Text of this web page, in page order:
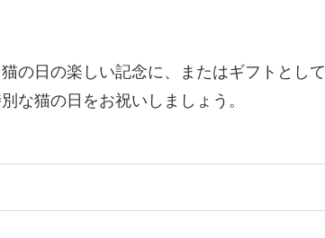
の日の楽しい記念に、またはギフトとして
な猫の日をお祝いしましょう。